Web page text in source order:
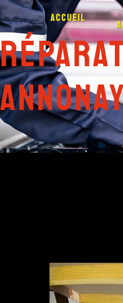
Panneau de gestion des
Accueil